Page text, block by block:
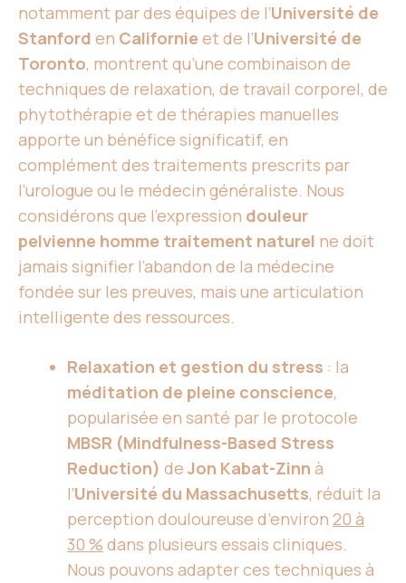
notamment par des équipes de l’Université de
Stanford en Californie et de l’Université de
Toronto, montrent qu’une combinaison de
techniques de relaxation, de travail corporel, de
phytothérapie et de thérapies manuelles
apporte un bénéfice significatif, en
complément des traitements prescrits par
l’urologue ou le médecin généraliste. Nous
considérons que l’expression douleur
pelvienne homme traitement naturel ne doit
jamais signifier l’abandon de la médecine
fondée sur les preuves, mais une articulation
intelligente des ressources.
Relaxation et gestion du stress : la
méditation de pleine conscience,
popularisée en santé par le protocole
MBSR (Mindfulness-Based Stress
Reduction) de Jon Kabat-Zinn à
l’Université du Massachusetts, réduit la
perception douloureuse d’environ 20 à
30 % dans plusieurs essais cliniques.
Nous pouvons adapter ces techniques à